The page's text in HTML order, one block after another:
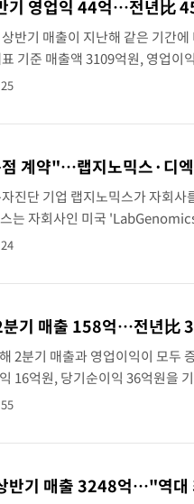
[속보]국힘 윤리위, '돌려차기 발언' 진종오·서범수 징계 절차 개시
[속보] 7월 중국 수출 23.9%↑ 수입 27.5%↑…무역총액 25.3%↑
소심도 징역 3년
기 영업익 44억…전년比
반기 매출이 지난해 같은 기간
기준 매출액 3109억원, 영업
동기 대비 3.1% 늘었다. 회사는
계약"…랩지노믹스·디
진단 기업 랩지노믹스가 자회
는 자회사인 미국
다고 7일 밝혔다.이에 따라 미
분기 매출 158억…전년比
2분기 매출과 영업이익이 모두
16억원, 당기순이익 36억원을
28% 증가한 수치다.올해 상반
반기 매출 3248억…"역대